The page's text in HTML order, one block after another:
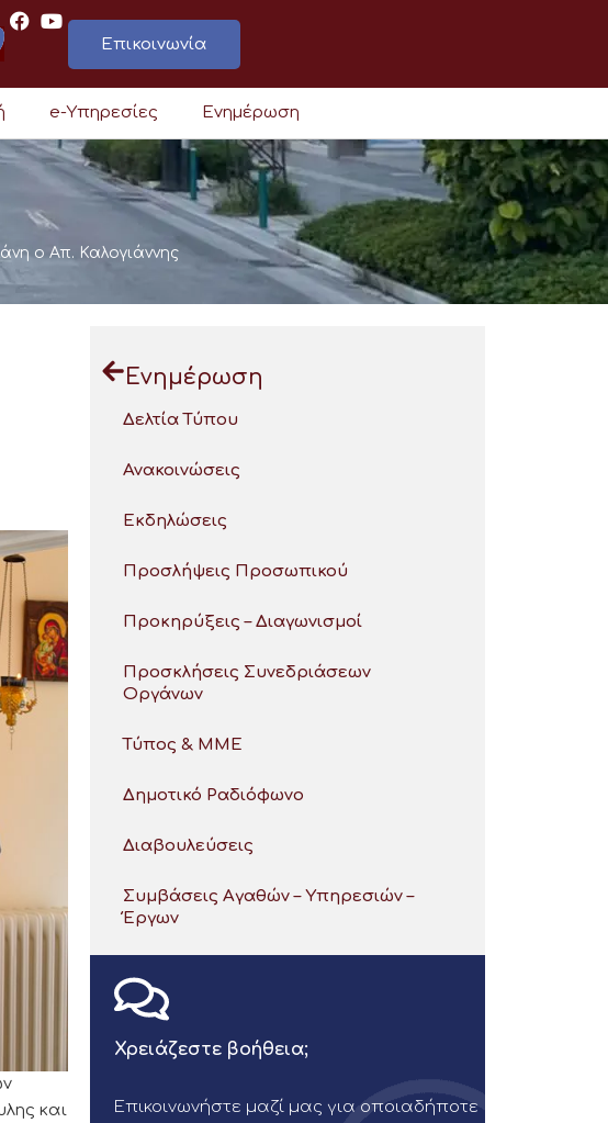
Επικοινωνία
e-Υπηρεσίες Ενημέρωση
ο Απ. Καλογιάννης
και
Ενημέρωση
Δελτία Τύπου
Ανακοινώσεις
Εκδηλώσεις
Προσλήψεις Προσωπικού
Προκηρύξεις – Διαγωνισμοί
Προσκλήσεις Συνεδριάσεων
Οργάνων
Τύπος & ΜΜΕ
Δημοτικό Ραδιόφωνο
Διαβουλεύσεις
Συμβάσεις Αγαθών – Υπηρεσιών –
Έργων
Χρειάζεστε βοήθεια;
Επικοινωνήστε μαζί μας για οποιαδήποτε